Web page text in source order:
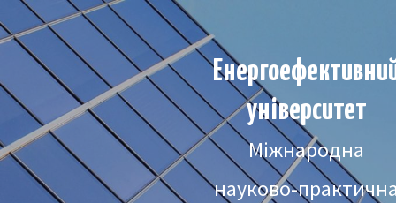
університет
Міжнародна
науково-